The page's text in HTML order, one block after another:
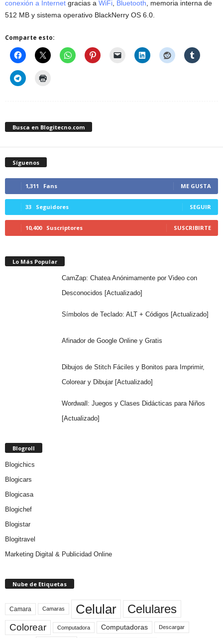
conexión a Internet gracias a WiFi Bluetooth , memoria interna de
512 MB y sistema operativo BlackNerry OS 6.0.
Comparte esto:
Busca en Blogitecno.com
Síguenos
1,311 Fans ME GUSTA
33 Seguidores SEGUIR
10,400 Suscriptores SUSCRIBIRTE
Lo Más Popular
CamZap: Chatea Anónimamente por Video con
Desconocidos [Actualizado]
Símbolos de Teclado: ALT + Códigos [Actualizado]
Afinador de Google Online y Gratis
Dibujos de Stitch Fáciles y Bonitos para Imprimir,
Colorear y Dibujar [Actualizado]
Wordwall: Juegos y Clases Didácticas para Niños
[Actualizado]
Blogroll
Blogichics
Blogicars
Blogicasa
Blogichef
Blogistar
Blogitravel
Marketing Digital & Publicidad Online
Nube de Etiquetas
Camara Camaras Celular Celulares
Colorear Computadora Computadoras Descargar